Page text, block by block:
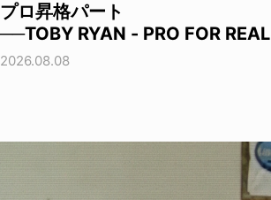
プロ昇格パート
──TOBY RYAN - PRO FOR REAL
2026.08.08